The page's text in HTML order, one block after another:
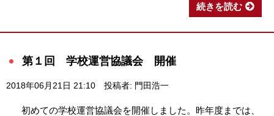
続きを読む
第１回 学校運営協議会 開催
2018年06月21日 21:10 投稿者: 門田浩一
初めての学校運営協議会を開催しました。昨年度までは、